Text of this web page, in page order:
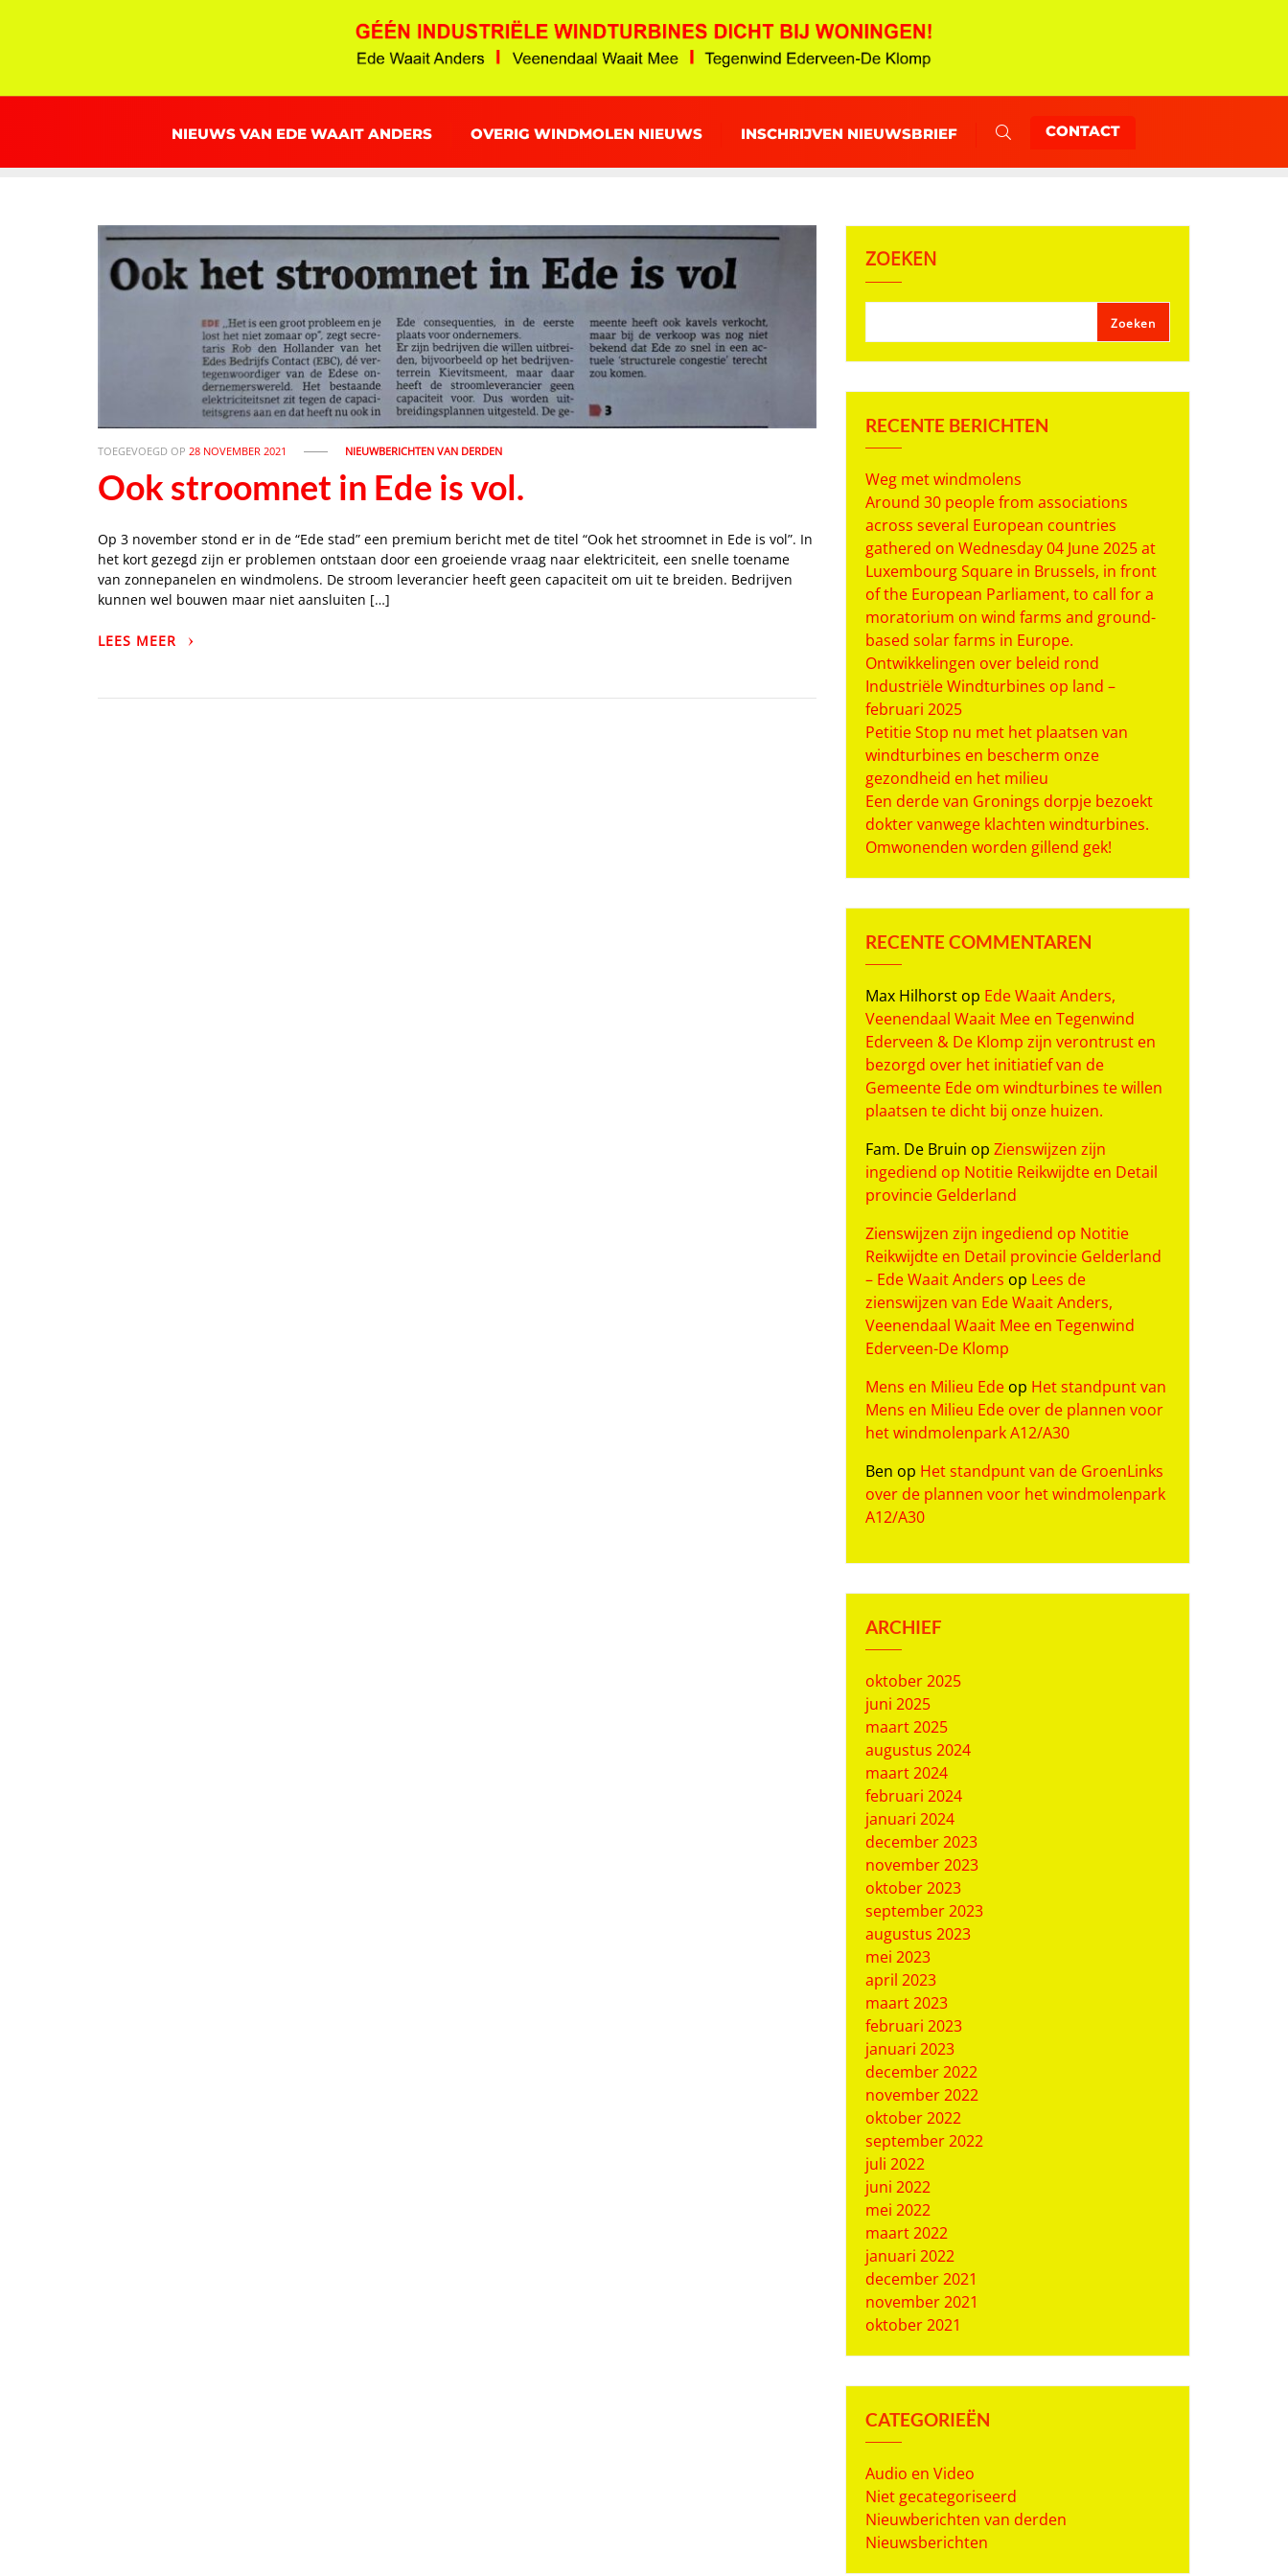
NIEUWS VAN EDE WAAIT ANDERS OVERIG WINDMOLEN NIEUWS INSCHRIJVEN NIEUWSBRIEF CONTACT
TOEGEVOEGD OP 28 NOVEMBER 2021 NIEUWBERICHTEN VAN DERDEN
Ook stroomnet in Ede is vol.
Op 3 november stond er in de “Ede stad” een premium bericht met de titel “Ook het stroomnet in Ede is vol”. In
het kort gezegd zijn er problemen ontstaan door een groeiende vraag naar elektriciteit, een snelle toename
van zonnepanelen en windmolens. De stroom leverancier heeft geen capaciteit om uit te breiden. Bedrijven
kunnen wel bouwen maar niet aansluiten […]
LEES MEER
ZOEKEN
Zoeken
RECENTE BERICHTEN
Weg met windmolens
Around 30 people from associations
across several European countries
gathered on Wednesday 04 June 2025 at
Luxembourg Square in Brussels, in front
of the European Parliament, to call for a
moratorium on wind farms and ground-
based solar farms in Europe.
Ontwikkelingen over beleid rond
Industriële Windturbines op land –
februari 2025
Petitie Stop nu met het plaatsen van
windturbines en bescherm onze
gezondheid en het milieu
Een derde van Gronings dorpje bezoekt
dokter vanwege klachten windturbines.
Omwonenden worden gillend gek!
RECENTE COMMENTAREN
Max Hilhorst op Ede Waait Anders,
Veenendaal Waait Mee en Tegenwind
Ederveen & De Klomp zijn verontrust en
bezorgd over het initiatief van de
Gemeente Ede om windturbines te willen
plaatsen te dicht bij onze huizen.
Fam. De Bruin op Zienswijzen zijn
ingediend op Notitie Reikwijdte en Detail
provincie Gelderland
Zienswijzen zijn ingediend op Notitie
Reikwijdte en Detail provincie Gelderland
– Ede Waait Anders op Lees de
zienswijzen van Ede Waait Anders,
Veenendaal Waait Mee en Tegenwind
Ederveen-De Klomp
Mens en Milieu Ede op Het standpunt van
Mens en Milieu Ede over de plannen voor
het windmolenpark A12/A30
Ben op Het standpunt van de GroenLinks
over de plannen voor het windmolenpark
A12/A30
ARCHIEF
oktober 2025
juni 2025
maart 2025
augustus 2024
maart 2024
februari 2024
januari 2024
december 2023
november 2023
oktober 2023
september 2023
augustus 2023
mei 2023
april 2023
maart 2023
februari 2023
januari 2023
december 2022
november 2022
oktober 2022
september 2022
juli 2022
juni 2022
mei 2022
maart 2022
januari 2022
december 2021
november 2021
oktober 2021
CATEGORIEËN
Audio en Video
Niet gecategoriseerd
Nieuwberichten van derden
Nieuwsberichten